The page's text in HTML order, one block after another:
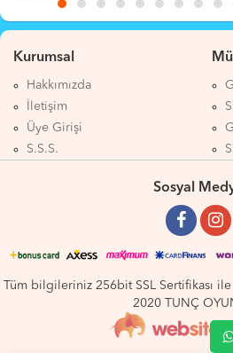
Kurumsal
Hakkımızda
İletişim
Üye Girişi
S.S.S.
Sosyal
Tüm bilgileriniz 256bit SSL Sertifikası
2020 TUNÇ